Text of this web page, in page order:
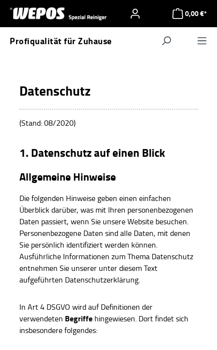
Zum Hauptinhalt springen 0,00 €*
Profiqualität für Zuhause
Datenschutz
(Stand: 08/2020)
1. Datenschutz auf einen Blick
Allgemeine Hinweise
Die folgenden Hinweise geben einen einfachen
Überblick darüber, was mit Ihren personenbezogenen
Daten passiert, wenn Sie unsere Website besuchen.
Personenbezogene Daten sind alle Daten, mit denen
Sie persönlich identifiziert werden können.
Ausführliche Informationen zum Thema Datenschutz
entnehmen Sie unserer unter diesem Text
aufgeführten Datenschutzerklärung.
In Art 4 DSGVO wird auf Definitionen der
verwendeten Begriffehingewiesen. Dort findet sich
insbesondere folgendes: